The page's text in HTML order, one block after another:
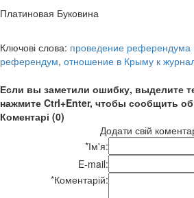
Платиновая Буковина
Ключові слова: проведение
референдум, отношение в Крыму к
Если вы заметили ошибку, выделите
нажмите Ctrl+Enter, чтобы сообщить
Коментарі (0)
Додати свій
*Ім'я:
E-mail:
*Коментарій: